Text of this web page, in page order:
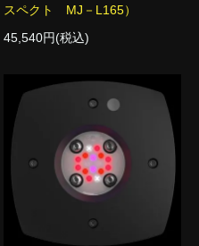
スペクト MJ－L165）
45,540円(税込)